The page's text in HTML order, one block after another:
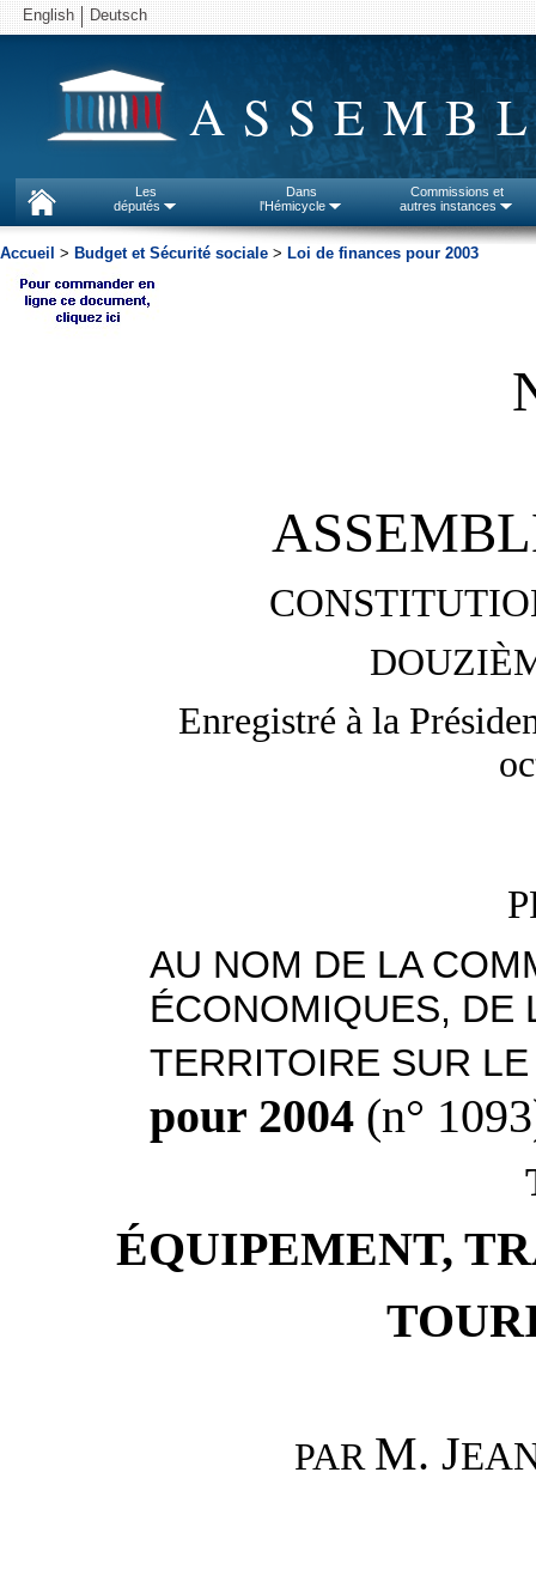
English Deutsch
Les
députés
Dans
l'Hémicycle
Commissions et
autres instances
Accueil > Budget et Sécurité sociale > Loi de finances pour 2003
Enregistré à la
AU NOM DE LA
ÉCONOMIQUES, DE
TERRITOIRE SUR
pour 2004 (n°
ÉQUIPEMENT,
PAR M. J